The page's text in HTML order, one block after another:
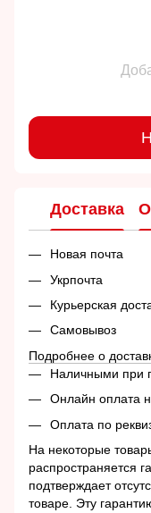
Доставка
Новая почта
Укрпочта
Курьерская
Самовывоз
Подробнее о
Наличными при
Онлайн оплата
Оплата по
На некоторые
распространяется
подтверждает
товаре. Эту